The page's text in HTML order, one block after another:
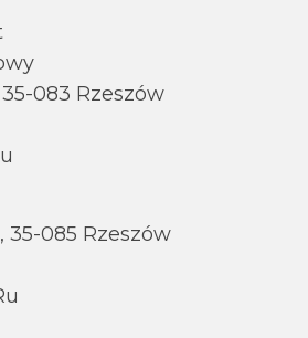
083 Rzeszów
35-085 Rzeszów